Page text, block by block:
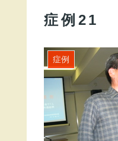
症例21
症例